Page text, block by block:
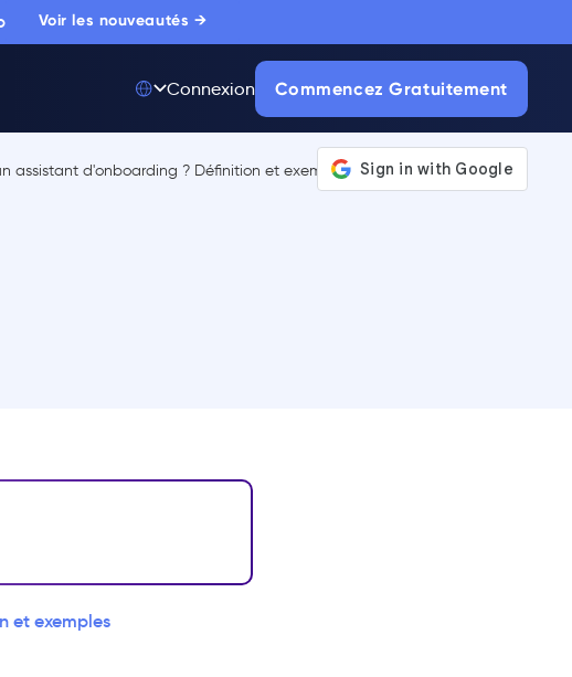
Voir les nouveautés →
Connexion Commencez Gratuitement
et exemples